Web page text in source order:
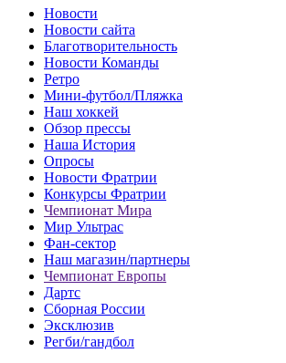
Новости
Новости сайта
Благотворительность
Новости Команды
Ретро
Мини-футбол/Пляжка
Наш хоккей
Обзор прессы
Наша История
Опросы
Новости Фратрии
Конкурсы Фратрии
Чемпионат Мира
Мир Ультрас
Фан-cектор
Наш магазин/партнеры
Чемпионат Европы
Дартс
Сборная России
Эксклюзив
Регби/гандбол